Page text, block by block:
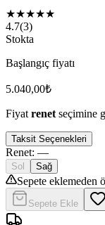
★★★★★
4.7(3)
Stokta
Başlangıç fiyatı
5.040,00₺
Fiyat renet seçimine
Taksit Seçenekleri
Renet: —
Sol Sağ
Sepete eklemeden
Sepete Ekle